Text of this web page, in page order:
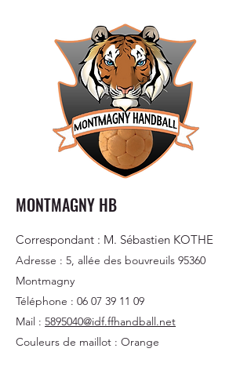
MONTMAGNY HB
Correspondant : M. Sébastien KOTHE
Adresse : 5, allée des bouvreuils 95360
Montmagny
Téléphone : 06 07 39 11 09
Mail : 5895040@idf.ffhandball.net
Couleurs de maillot : Orange